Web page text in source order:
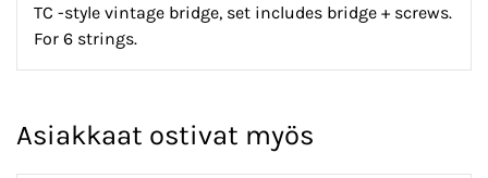
TC -style vintage bridge, set includes bridge + screws.
For 6 strings.
Asiakkaat ostivat myös